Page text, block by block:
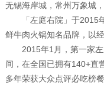
无锡海岸城，常州万象城
「左庭右院」于2015年
鲜牛肉火锅知名品牌，以
2015年1月，第一家左
间，在全国已拥有140+直
多年荣获大众点评必吃榜